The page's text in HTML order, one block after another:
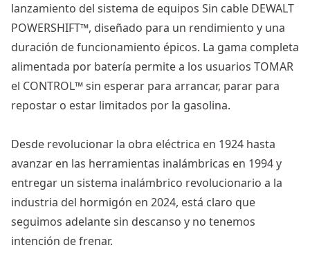
lanzamiento del sistema de equipos Sin cable DEWALT
POWERSHIFT™, diseñado para un rendimiento y una
duración de funcionamiento épicos. La gama completa
alimentada por batería permite a los usuarios TOMAR
el CONTROL™ sin esperar para arrancar, parar para
repostar o estar limitados por la gasolina.
Desde revolucionar la obra eléctrica en 1924 hasta
avanzar en las herramientas inalámbricas en 1994 y
entregar un sistema inalámbrico revolucionario a la
industria del hormigón en 2024, está claro que
seguimos adelante sin descanso y no tenemos
intención de frenar.